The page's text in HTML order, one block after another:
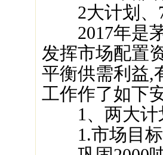
2大计划、7
2017年是茅
发挥市场配置
平衡供需利益,
工作作了如下
1、两大计
1.市场目标